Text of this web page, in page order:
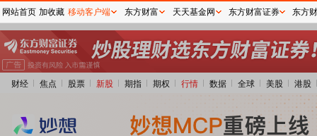
财经 焦点 股票 新股 期指 期权 行情 数据 全球 美股 港股
网站首页 加收藏 移动客户端 东方财富 天天基金网 东方财富证券 东方